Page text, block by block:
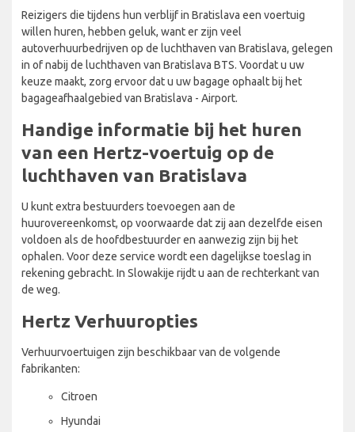
Reizigers die tijdens hun verblijf in Bratislava een voertuig
willen huren, hebben geluk, want er zijn veel
autoverhuurbedrijven op de luchthaven van Bratislava, gelegen
in of nabij de luchthaven van Bratislava BTS. Voordat u uw
keuze maakt, zorg ervoor dat u uw bagage ophaalt bij het
bagageafhaalgebied van Bratislava - Airport.
Handige informatie bij het huren
van een Hertz-voertuig op de
luchthaven van Bratislava
U kunt extra bestuurders toevoegen aan de
huurovereenkomst, op voorwaarde dat zij aan dezelfde eisen
voldoen als de hoofdbestuurder en aanwezig zijn bij het
ophalen. Voor deze service wordt een dagelijkse toeslag in
rekening gebracht. In Slowakije rijdt u aan de rechterkant van
de weg.
Hertz Verhuuropties
Verhuurvoertuigen zijn beschikbaar van de volgende
fabrikanten:
Citroen
Hyundai